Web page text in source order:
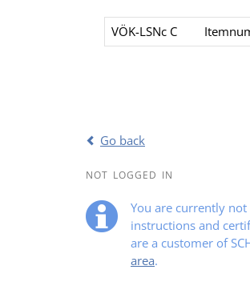
VÖK-LSNc C
Go back
NOT LOGGED IN
You are currently
instructions and
are a customer of
area.